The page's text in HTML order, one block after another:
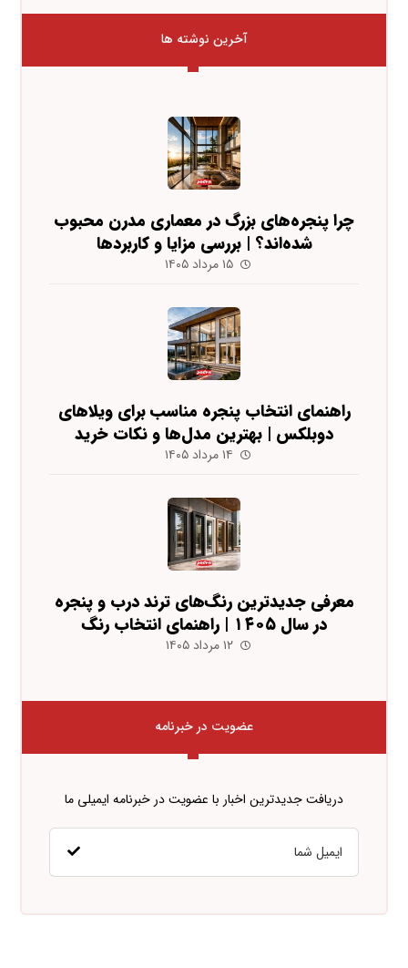
آخرین نوشته ها
چرا پنجره‌های بزرگ در معماری مدرن محبوب
شده‌اند؟ | بررسی مزایا و کاربردها
۱۵ مرداد ۱۴۰۵
راهنمای انتخاب پنجره مناسب برای ویلاهای
دوبلکس | بهترین مدل‌ها و نکات خرید
۱۴ مرداد ۱۴۰۵
معرفی جدیدترین رنگ‌های ترند درب و پنجره
در سال ۱۴۰۵ | راهنمای انتخاب رنگ
۱۲ مرداد ۱۴۰۵
عضویت در خبرنامه
دریافت جدیدترین اخبار با عضویت در خبرنامه ایمیلی ما